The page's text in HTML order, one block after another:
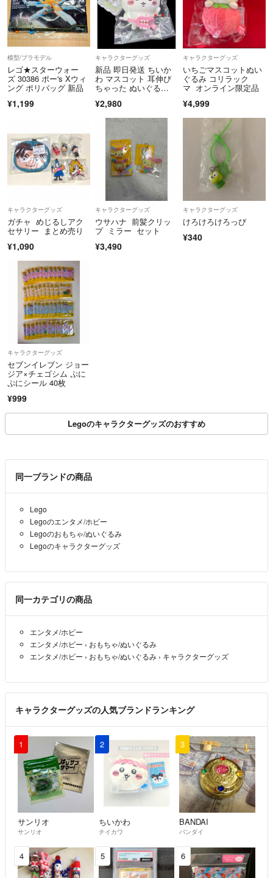
模型/プラモデル
レゴ★スターウォー
ズ 30386 ポー's Xウィ
ング ポリバッグ 新品
¥1,199
キャラクターグッズ
新品 即日発送 ちいか
わ マスコット 耳伸び
ちゃった ぬいぐる
¥2,980
キャラクターグッズ
いちごマスコットぬい
ぐるみ コリラック
マ オンライン限定品
¥4,999
キャラクターグッズ
ガチャ めじるしアク
セサリー まとめ売り
¥1,090
キャラクターグッズ
ウサハナ 前髪クリッ
プ ミラー セット
¥3,490
キャラクターグッズ
けろけろけろっぴ
¥340
キャラクターグッズ
セブンイレブン ジョー
ジア×チェゴシム ぷに
ぷにシール 40枚
¥999
Legoのキャラクターグッズのおすすめ
同一ブランドの商品
Lego
Legoのエンタメ/ホビー
Legoのおもちゃ/ぬいぐるみ
Legoのキャラクターグッズ
同一カテゴリの商品
エンタメ/ホビー
エンタメ/ホビー › おもちゃ/ぬいぐるみ
エンタメ/ホビー › おもちゃ/ぬいぐるみ › キャラクターグッズ
キャラクターグッズの人気ブランドランキング
1
サンリオ
サンリオ
2
ちいかわ
チイカワ
3
BANDAI
バンダイ
4 5 6